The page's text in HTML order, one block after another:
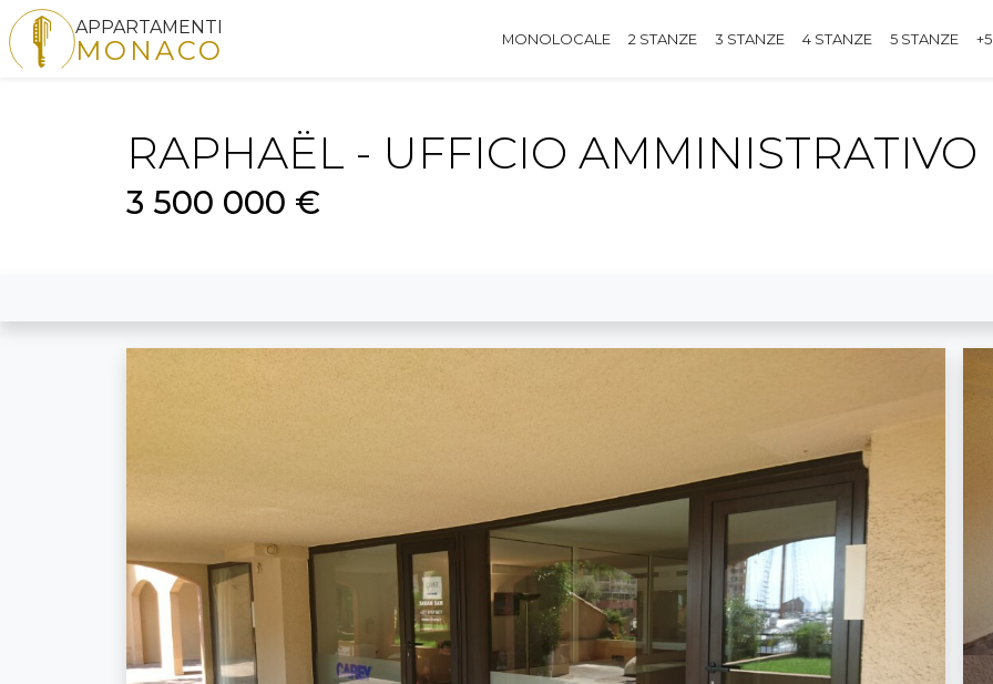
APPARTAMENTI
MONACO MONOLOCALE 2 STANZE 3 STANZE 4 STANZE 5 STANZE
RAPHAËL - UFFICIO AMMINISTRATIVO
3 500 000 €